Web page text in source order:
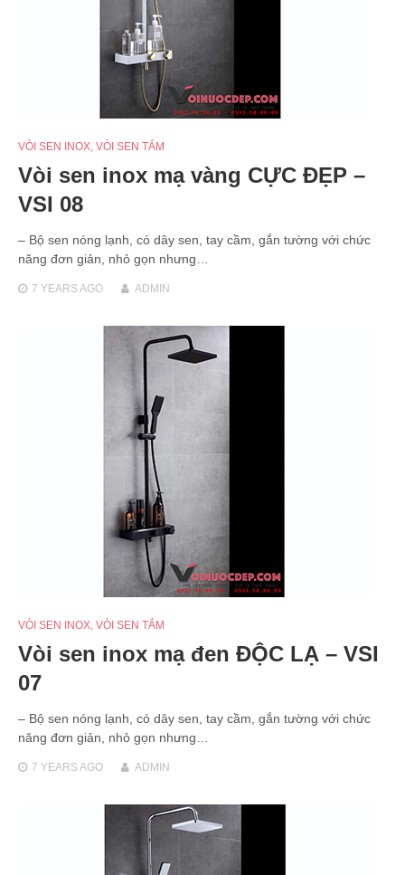
VÒI SEN INOX, VÒI SEN TẮM
Vòi sen inox mạ vàng CỰC ĐẸP –
VSI 08
– Bộ sen nóng lạnh, có dây sen, tay cầm, gắn tường với chức
năng đơn giản, nhỏ gọn nhưng…
7 YEARSAGO ADMIN
VÒI SEN INOX, VÒI SEN TẮM
Vòi sen inox mạ đen ĐỘC LẠ – VSI
07
– Bộ sen nóng lạnh, có dây sen, tay cầm, gắn tường với chức
năng đơn giản, nhỏ gọn nhưng…
7 YEARSAGO ADMIN